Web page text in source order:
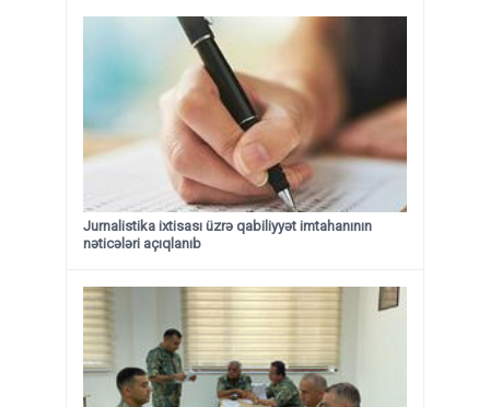
Jurnalistika ixtisası üzrə qabiliyyət imtahanının
nəticələri açıqlanıb